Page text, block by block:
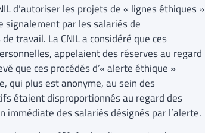
d’autoriser les projets de « lignes éthiques »
signalement par les salariés de
travail. La CNIL a considéré que ces
appelaient des réserves au regard
que ces procédés d’« alerte éthique »
qui plus est anonyme, au sein des
étaient disproportionnés au regard des
des salariés désignés par l’alerte.